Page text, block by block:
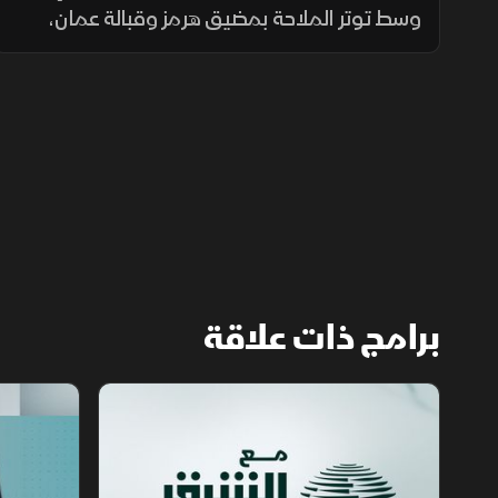
وسط توتر الملاحة بمضيق هرمز وقبالة عمان،
بينما يتصاعد التوتر في جنوب لبنان، بالتزامن مع
برامج ذات علاقة
مع الشرق الأوسط الخبر الآخر